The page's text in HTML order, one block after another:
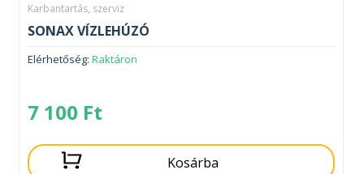
Karbantartás, szerviz
SONAX VÍZLEHÚZÓ
Elérhetőség: Raktáron
7 100 Ft
Kosárba